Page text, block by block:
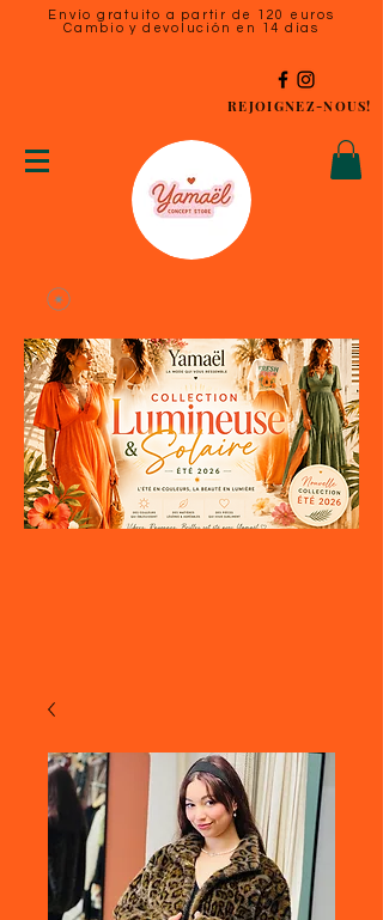
Envío gratuito a partir de 120 euros
Cambio y devolución en 14 días
REJOIGNEZ-NOUS!